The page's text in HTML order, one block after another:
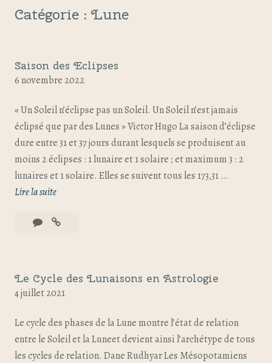
Catégorie : Lune
Saison des Eclipses
6 novembre 2022
« Un Soleil n’éclipse pas un Soleil. Un Soleil n’est jamais
éclipsé que par des Lunes » Victor Hugo La saison d’éclipse
dure entre 31 et 37 jours durant lesquels se produisent au
moins 2 éclipses : 1 lunaire et 1 solaire ; et maximum 3 : 2
lunaires et 1 solaire. Elles se suivent tous les 173,31 …
Lire la suite
Le Cycle des Lunaisons en Astrologie
4 juillet 2021
Le cycle des phases de la Lune montre l’état de relation
entre le Soleil et la Luneet devient ainsi l’archétype de tous
les cycles de relation. Dane Rudhyar Les Mésopotamiens